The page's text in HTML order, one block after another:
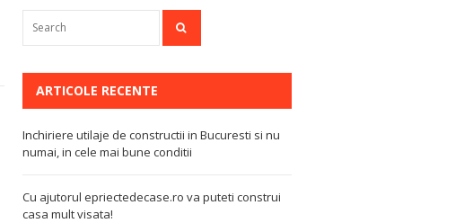
ARTICOLE RECENTE
Inchiriere utilaje de constructii in Bucuresti si nu
numai, in cele mai bune conditii
Cu ajutorul epriectedecase.ro va puteti construi
casa mult visata!